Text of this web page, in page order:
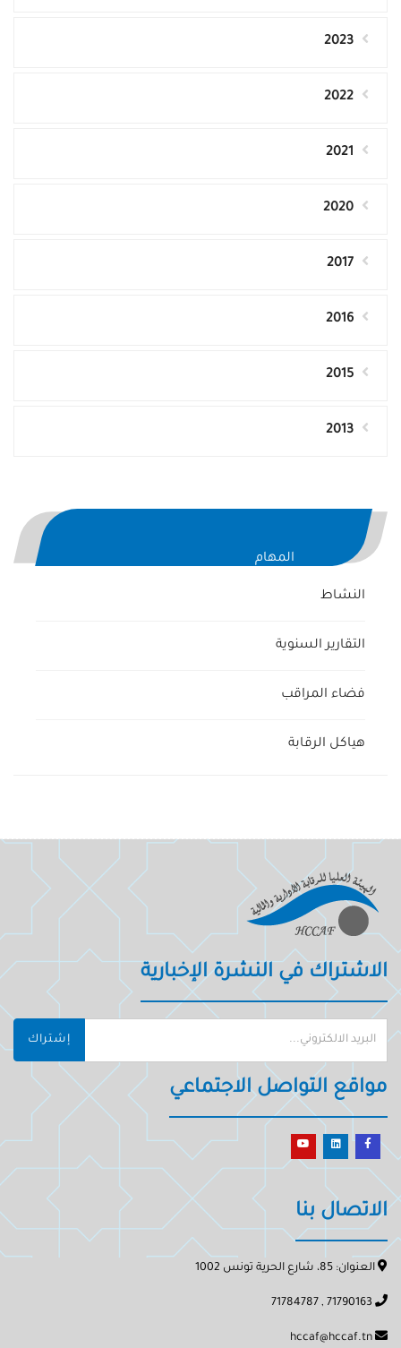
2023
2022
2021
2020
2017
2016
2015
2013
المهام
النشاط
التقارير السنوية
فضاء المراقب
هياكل الرقابة
الاشتراك في النشرة الإخبارية
إشتراك
مواقع التواصل الاجتماعي
الاتصال بنا
العنوان: 85، شارع الحرية تونس 1002